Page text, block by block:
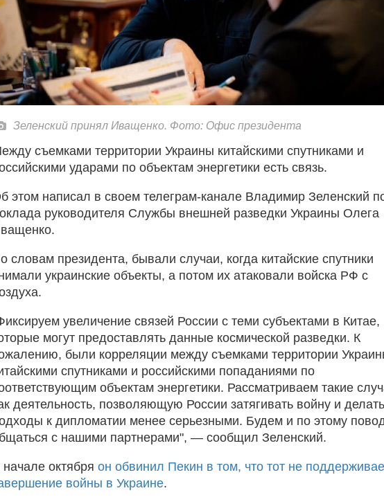
Зеленский принял Иващенко. Фото: Офис президента
съемками территории Украины китайскими спутниками и
ударами по объектам энергетики есть связь.
этом написал в своем телеграм-канале Владимир Зеленский
руководителя Службы внешней разведки Украины Олега
словам президента, бывали случаи, когда китайские спутники
украинские объекты, а потом их атаковали войска РФ с
увеличение связей России с теми субъектами в Китае,
могут предоставлять данные космической разведки. К
были корреляции между съемками территории
спутниками и российскими попаданиями по
объектам энергетики. Рассматриваем такие
деятельность, позволяющую России затягивать войну и делать
к дипломатии менее серьезными. Будем и по этому
с нашими партнерами", — сообщил Зеленский.
начале октября он обвинил Пекин в том, что тот не
войны в Украине.